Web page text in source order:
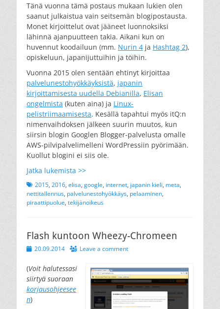
Tänä vuonna tämä postaus mukaan lukien olen
saanut julkaistua vain seitsemän blogipostausta.
Monet kirjoittelut ovat jääneet luonnoksiksi
lähinnä ajanpuutteen takia. Aikani kun on
huvennut koodailuun (mm. Nurin 4 ja Hashtag 2),
opiskeluun, japanijuttuihin ja töihin.
Vuonna 2015 olen sentään ehtinyt kirjoittaa
palvelunestohyökkäyksistä, japanin
kirjoittamisesta uudella Debianilla, Elisan
ongelmista (kuten aina) ja Linux-
pelistriimaamisesta. Kesällä tapahtui myös itQ:n
nimenvaihdoksen jälkeen suurin muutos, kun
siirsin blogin Googlen Blogger-palvelusta omalle
AWS-pilvipalvelimelleni WordPressiin pyörimään.
Kuollut blogini ei siis ole.
Jatka lukemista >>
Tags2015, 2016, elisa, google, internet, japanin kieli, meta,
nettitallennus, palvelunestohyökkäys, pelaaminen,
piraattipuolue, tekijänoikeus
Flash kuntoon Wheezy-Chromeen
Posted
20.09.2014 Leave a comment
(Voit halutessasi
siirtyä suoraan
korjausohjeesee
n)